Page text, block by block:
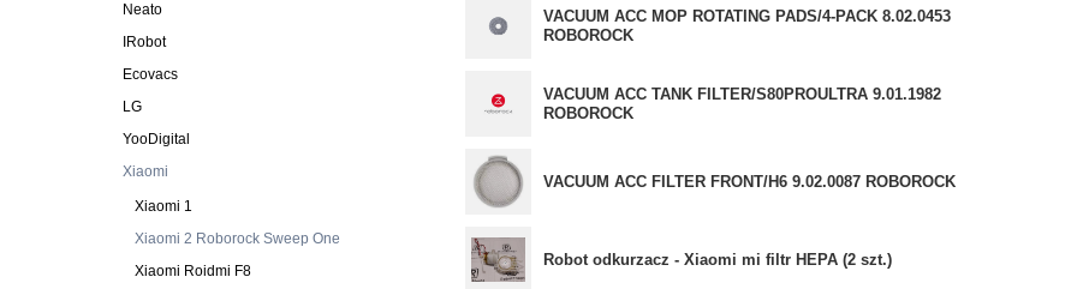
Neato
IRobot
Ecovacs
LG
YooDigital
Xiaomi
Xiaomi 1
Xiaomi 2 Roborock Sweep One
Xiaomi Roidmi F8
VACUUM ACC MOP ROTATING PADS/4-PACK 8.02.0453
ROBOROCK
VACUUM ACC TANK FILTER/S80PROULTRA 9.01.1982
ROBOROCK
VACUUM ACC FILTER FRONT/H6 9.02.0087 ROBOROCK
Robot odkurzacz - Xiaomi mi filtr HEPA (2 szt.)